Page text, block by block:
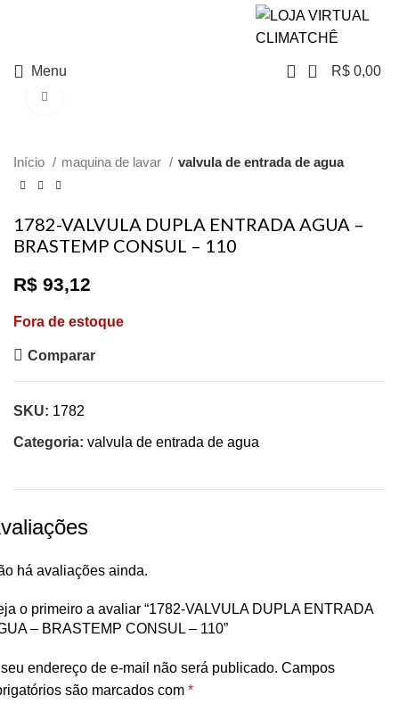
Menu 0 R$ 0,00
Início maquina de lavar valvula de entrada de agua
1782-VALVULA DUPLA ENTRADA AGUA –
BRASTEMP CONSUL – 110
R$ 93,12
Fora de estoque
Comparar
SKU: 1782
Categoria: valvula de entrada de agua
há avaliações ainda.
o primeiro a avaliar “1782-VALVULA DUPLA ENTRADA
– BRASTEMP CONSUL – 110”
endereço de e-mail não será publicado. Campos
são marcados com *